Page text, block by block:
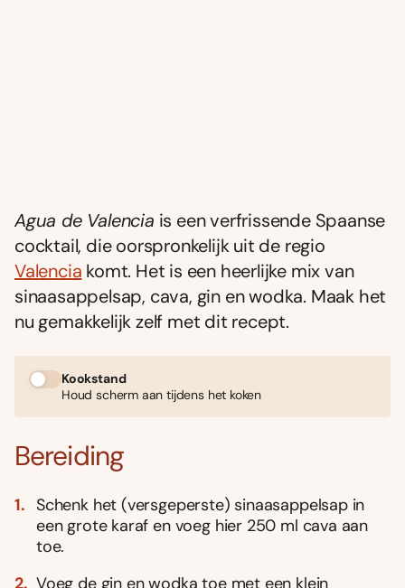
Agua de Valencia is een verfrissende Spaanse
cocktail, die oorspronkelijk uit de regio
Valencia komt. Het is een heerlijke mix van
sinaasappelsap, cava, gin en wodka. Maak het
nu gemakkelijk zelf met dit recept.
Kookstand
Houd scherm aan tijdens het koken
Bereiding
Schenk het (versgeperste) sinaasappelsap in
een grote karaf en voeg hier 250 ml cava aan
toe.
Voeg de gin en wodka toe met een klein